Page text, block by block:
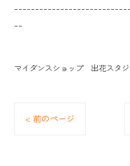
--
マイダンスショップ 出花スタ
< 前のページ